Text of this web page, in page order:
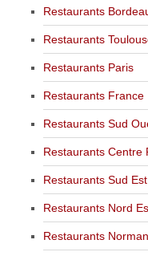
Restaurants
Restaurants
Restaurants Paris
Restaurants France
Restaurants Sud
Restaurants Centre
Restaurants Sud
Restaurants Nord
Restaurants